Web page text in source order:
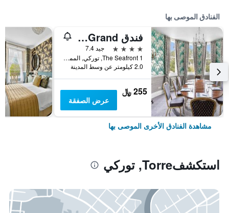
الفنادق الموصى بها
فندق The Grand
4 نجوم
جيد 7.4
The Seafront 1, توركي, المملكة المتحدة
2.0 كيلومتر عن وسط المدينة
255 ﷼
عرض الصفقة
مشاهدة الفنادق الأخرى الموصى بها
استكشفTorre, توركي